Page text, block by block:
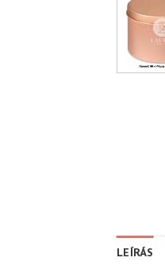
LEÍRÁS